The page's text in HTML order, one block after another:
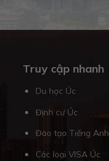
Truy cập nhanh
Du học Úc
Định cư Úc
Đào tạo Tiếng Anh
Các loại VISA Úc